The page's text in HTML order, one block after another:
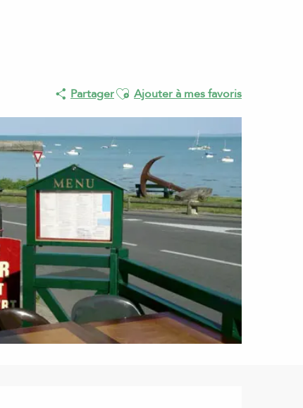
PartagerAjouter aux favoris
Ajouter à mes favoris